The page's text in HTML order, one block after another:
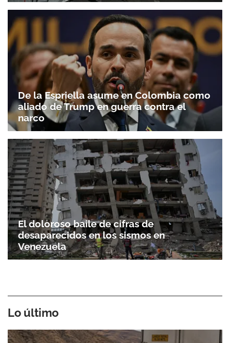
De la Espriella asume en Colombia como
aliado de Trump en guerra contra el
narco
El doloroso baile de cifras de
desaparecidos en los sismos en
Venezuela
Lo último